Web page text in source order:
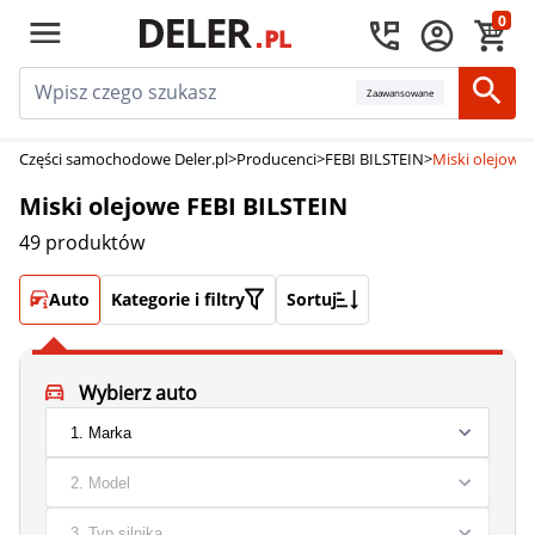
0
Zaawansowane
Części samochodowe Deler.pl>Producenci>FEBI BILSTEIN>Miski olejowe
Miski olejowe FEBI BILSTEIN
49 produktów
Auto Kategorie i filtry Sortuj
Wybierz auto